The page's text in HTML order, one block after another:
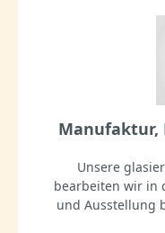
Manufaktur,
Unsere
bearbeiten wir in
und Ausstellung